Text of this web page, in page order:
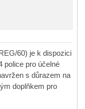
60) je k dispozici
police pro účelné
s důrazem na
doplňkem pro